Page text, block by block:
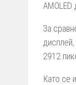
За
2912
Като се